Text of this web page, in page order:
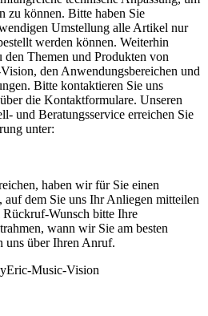
zu können. Bitte haben Sie
Umstellung alle Artikel nur
werden können. Weiterhin
Themen und Produkten von
den Anwendungsbereichen und
Bitte kontaktieren Sie uns
die Kontaktformulare. Unseren
und Beratungsservice erreichen Sie
unter:
haben wir für Sie einen
auf dem Sie uns Ihr Anliegen mitteilen
Wunsch bitte Ihre
wann wir Sie am besten
uns über Ihren Anruf.
Music-Vision